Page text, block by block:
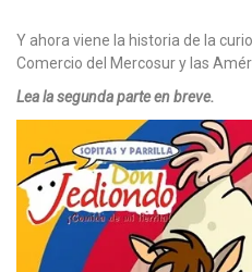
Y ahora viene la historia de la
Comercio del Mercosur y las
Lea la segunda parte en breve.